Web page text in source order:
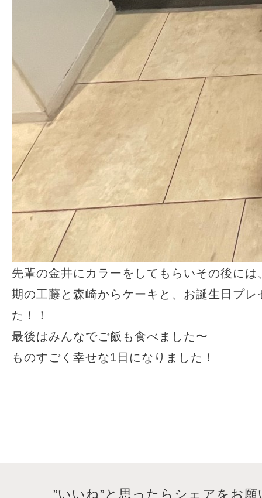
先輩の金井にカラーをしてもらいその後には
期の工藤と森崎からケーキと、お誕生日プレ
た！！
最後はみんなでご飯も食べました〜
ものすごく幸せな1日になりました！
”いいね”と思ったらシェアをお